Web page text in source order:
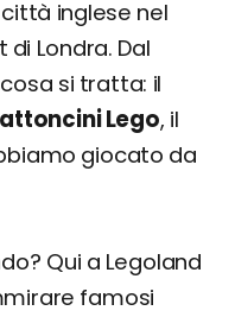
inglese nel
di Londra. Dal
si tratta: il
Lego, il
giocato da
Qui a Legoland
famosi